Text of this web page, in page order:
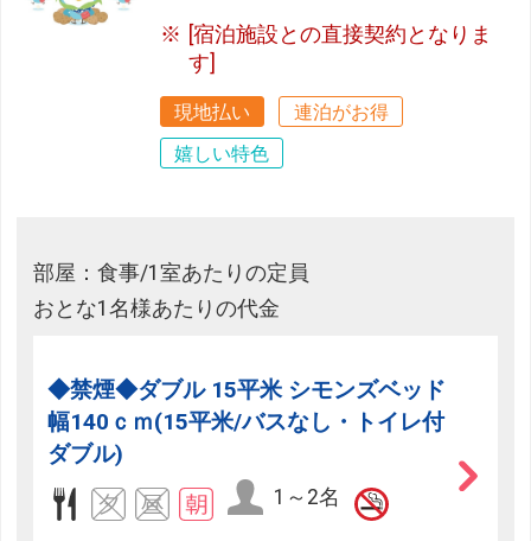
[宿泊施設との直接契約となりま
す]
現地払い
連泊がお得
嬉しい特色
部屋：食事/1室あたりの定員
おとな1名様あたりの代金
◆禁煙◆ダブル 15平米 シモンズベッド
幅140ｃｍ(15平米/バスなし・トイレ付
ダブル)
1～2名